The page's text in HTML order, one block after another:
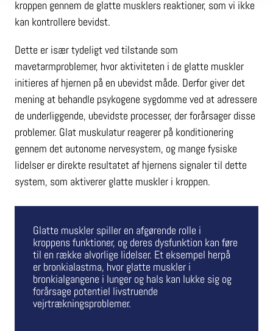
kroppen gennem de glatte musklers reaktioner, som vi ikke
kan kontrollere bevidst.
Dette er især tydeligt ved tilstande som
mavetarmproblemer, hvor aktiviteten i de glatte muskler
initieres af hjernen på en ubevidst måde. Derfor giver det
mening at behandle psykogene sygdomme ved at adressere
de underliggende, ubevidste processer, der forårsager disse
problemer. Glat muskulatur reagerer på konditionering
gennem det autonome nervesystem, og mange fysiske
lidelser er direkte resultatet af hjernens signaler til dette
system, som aktiverer glatte muskler i kroppen.
Glatte muskler spiller en afgørende rolle i
kroppens funktioner, og deres dysfunktion kan føre
til en række alvorlige lidelser. Et eksempel herpå
er bronkialastma, hvor glatte muskler i
bronkialgangene i lunger og hals kan lukke sig og
forårsage potentiel livstruende
vejrtrækningsproblemer.